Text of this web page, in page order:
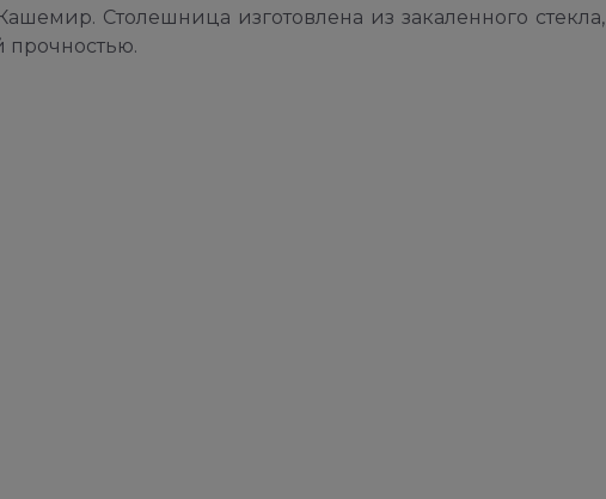
Столешница изготовлена из закаленного стекла,
прочностью.